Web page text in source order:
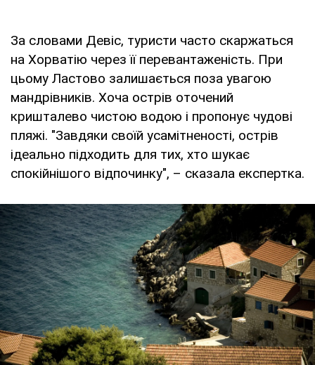
За словами Девіс, туристи часто скаржаться
на Хорватію через її перевантаженість. При
цьому Ластово залишається поза увагою
мандрівників. Хоча острів оточений
кришталево чистою водою і пропонує чудові
пляжі. "Завдяки своїй усамітненості, острів
ідеально підходить для тих, хто шукає
спокійнішого відпочинку", – сказала експертка.